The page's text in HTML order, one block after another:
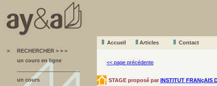
Accueil Articles
Contact
>
RECHERCHER > > >
un cours en ligne
un cours
<< page précédente
STAGE proposé par INSTITUT FRANçAIS